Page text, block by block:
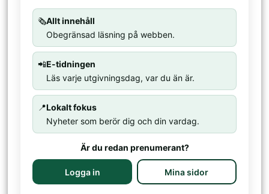
🗞️Allt innehåll
Obegränsad läsning på webben.
📲E-tidningen
Läs varje utgivningsdag, var du än är.
📍Lokalt fokus
Nyheter som berör dig och din vardag.
Är du redan prenumerant?
Logga in Mina sidor